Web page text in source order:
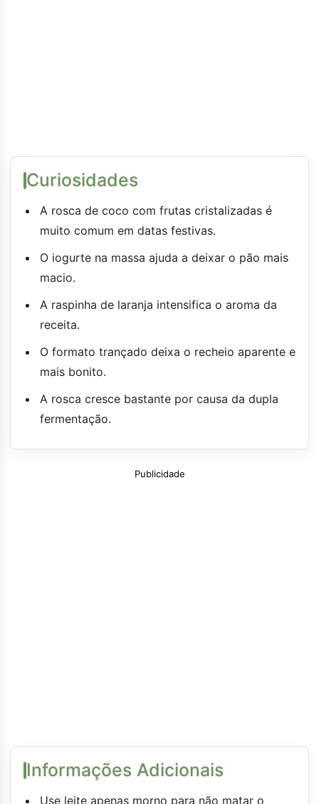
Curiosidades
A rosca de coco com frutas cristalizadas é
muito comum em datas festivas.
O iogurte na massa ajuda a deixar o pão mais
macio.
A raspinha de laranja intensifica o aroma da
receita.
O formato trançado deixa o recheio aparente e
mais bonito.
A rosca cresce bastante por causa da dupla
fermentação.
Publicidade
Informações Adicionais
Use leite apenas morno para não matar o